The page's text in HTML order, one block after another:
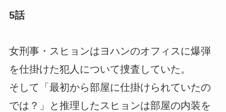
5話
女刑事・スヒョンはヨハンのオフィスに爆弾
を仕掛けた犯人について捜査していた。
そして「最初から部屋に仕掛けられていたの
では？」と推理したスヒョンは部屋の内装を